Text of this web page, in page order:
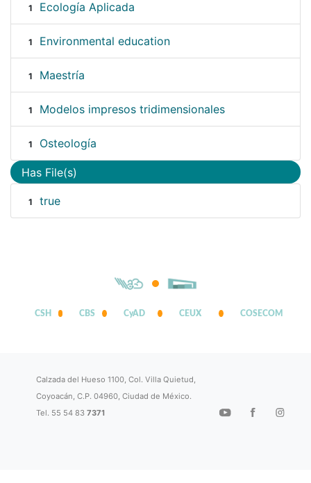
1 Ecología Aplicada
1 Environmental education
1 Maestría
1 Modelos impresos tridimensionales
1 Osteología
Has File(s)
1 true
CSH CBS CyAD CEUX COSECOM
Calzada del Hueso 1100, Col. Villa Quietud,
Coyoacán, C.P. 04960, Ciudad de México.
Tel. 55 54 837371